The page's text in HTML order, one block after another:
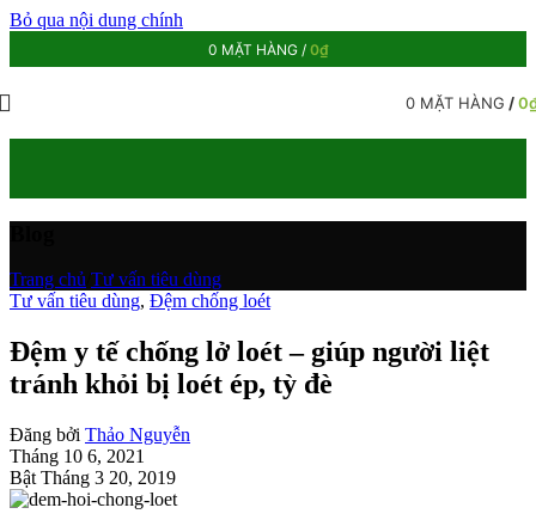
Bỏ qua nội dung chính
0 MẶT HÀNG / 0₫
0 MẶT HÀNG /0
Trang chủ Tư vấn tiêu dùng
Tư vấn tiêu dùng, Đệm chống loét
Đệm y tế chống lở loét – giúp người liệt
tránh khỏi bị loét ép, tỳ đè
Đăng bởi Thảo Nguyễn
Tháng 10 6, 2021
Bật Tháng 3 20, 2019